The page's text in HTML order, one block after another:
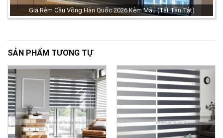
Giá Rèm Cầu Vồng Hàn Quốc 2026 Kèm Mẫu (Tất Tần Tật)
SẢN PHẨM TƯƠNG TỰ